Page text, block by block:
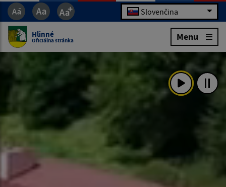
Slovenčina
Hlinné
Oficiálna stránka Menu